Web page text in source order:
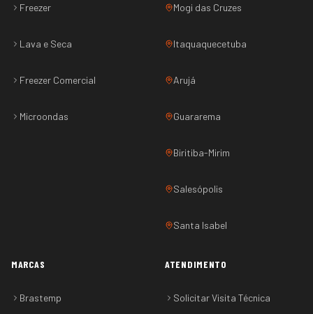
Freezer
Lava e Seca
Freezer Comercial
Microondas
Mogi das Cruzes
Itaquaquecetuba
Arujá
Guararema
Biritiba-Mirim
Salesópolis
Santa Isabel
MARCAS
Brastemp
ATENDIMENTO
Solicitar Visita Técnica